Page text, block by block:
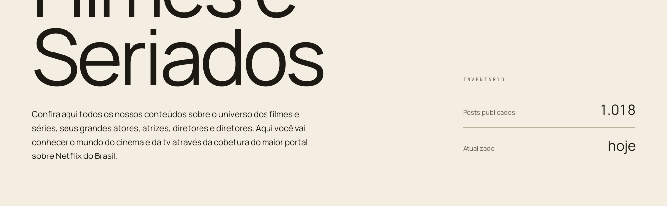
Seriados
Confira aqui todos os nossos conteúdos sobre o universo dos filmes e
séries, seus grandes atores, atrizes, diretores e diretores. Aqui você vai
conhecer o mundo do cinema e da tv através da cobetura do maior portal
sobre Netflix do Brasil.
INVENTÁRIO
Posts publicados 1.018
Atualizado hoje